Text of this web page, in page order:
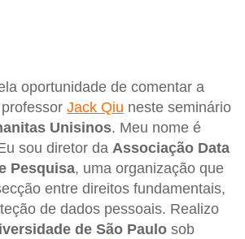
oportunidade de comentar a
Jack Qiu neste seminário
Unisinos. Meu nome é
sou diretor da Associação Data
Pesquisa, uma organização que
entre direitos fundamentais,
de dados pessoais. Realizo
de São Paulo sob